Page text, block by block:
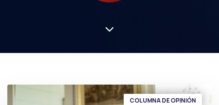
COLUMNA DE OPINIÓN